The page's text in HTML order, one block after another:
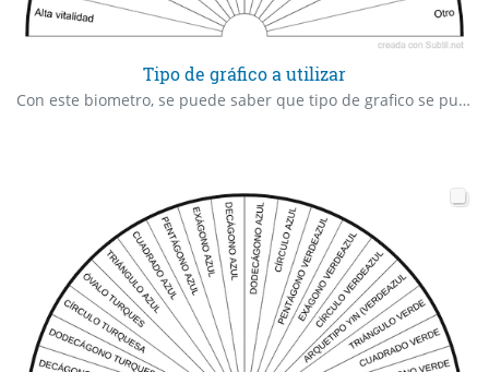
Tipo de gráfico a utilizar
Con este biometro, se puede saber que tipo de grafico se puede utilizar para solucionar temas relacionados a la salud.